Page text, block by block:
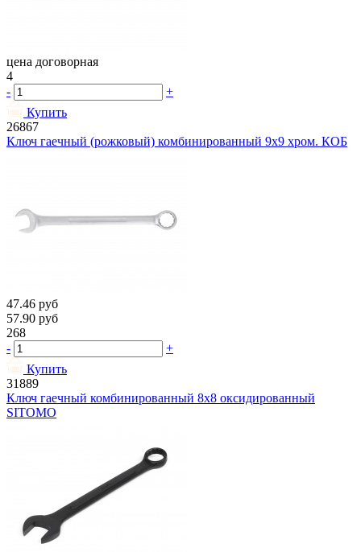
цена договорная
4
-
+
Купить
26867
Ключ гаечный (рожковый) комбинированный 9х9 хром. КОБ
47.46 руб
57.90 руб
268
-
+
Купить
31889
Ключ гаечный комбинированный 8х8 оксидированный
SITOMO